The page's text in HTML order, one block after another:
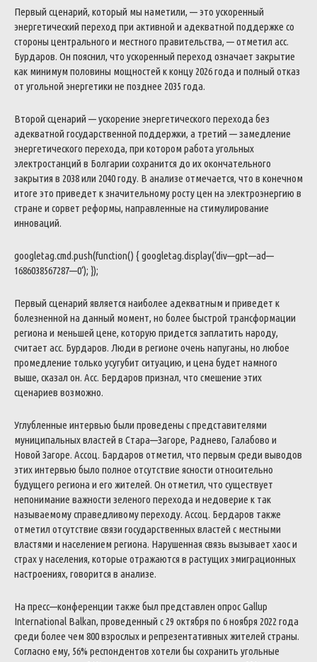
Первый сценарий, который мы наметили, —это ускоренный
энергетический переход при активной и адекватной поддержке со
стороны центрального и местного правительства, —отметил асс.
Бурдаров. Он пояснил, что ускоренный переход означает закрытие
как минимум половины мощностей кконцу 2026года и полный отказ
от угольной энергетики не позднее 2035 года.
Второй сценарий —ускорение энергетического перехода без
адекватной государственной поддержки, а третий —замедление
энергетического перехода, при котором работа угольных
электростанций в Болгарии сохранится до ихокончательного
закрытия в 2038или 2040году. В анализе отмечается, что в конечном
итоге это приведет кзначительномуростуцен на электроэнергию в
стране и сорвет реформы, направленные на стимулирование
инноваций.
googletag.cmd.push(function() {googletag.display(‘div—gpt—ad—
1686038567287—0‘); });
Первый сценарий является наиболее адекватным и приведет к
болезненной на данный момент, но более быстрой трансформации
региона и меньшей цене, которую придется заплатить народу,
считает асс. Бурдаров. Люди в регионе очень напуганы, но любое
промедление только усугубит ситуацию, и цена будет намного
выше, сказал он. Асс. Бердаров признал, что смешение этих
сценариев возможно.
Углубленные интервью были проведены спредставителями
муниципальныхвластей в Стара—Загоре, Раднево, Галабово и
Новой Загоре. Ассоц. Бардаров отметил, что первым среди выводов
этихинтервью было полное отсутствие ясности относительно
будущего региона и его жителей. Он отметил, что существует
непонимание важности зеленого перехода и недоверие к так
называемомусправедливомупереходу. Ассоц. Бердаров также
отметил отсутствие связи государственныхвластей с местными
властями и населением региона. Нарушенная связь вызывает хаоси
страхунаселения, которые отражаются в растущихэмиграционных
настроениях, говорится в анализе.
На пресс—конференции также был представлен опросGallup
International Balkan, проведенный с 29 октября по 6ноября 2022 года
среди более чем 800взрослыхи репрезентативных жителей страны.
Согласно ему, 56% респондентов хотели бы сохранить угольные